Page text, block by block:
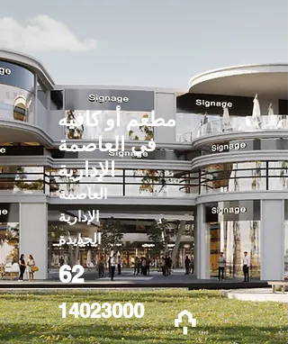
مطعم أو كافيه
في العاصمة
الإدارية
العاصمة
الإدارية
الجديدة
62
14023000